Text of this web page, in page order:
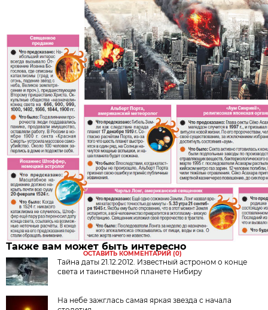
ОСТАВИТЬ КОММЕНТАРИЙ (0)
Также вам может быть интересно
Тайна даты 21.12.2012. Известный астроном о конце
света и таинственной планете Нибиру
На небе зажглась самая яркая звезда с начала